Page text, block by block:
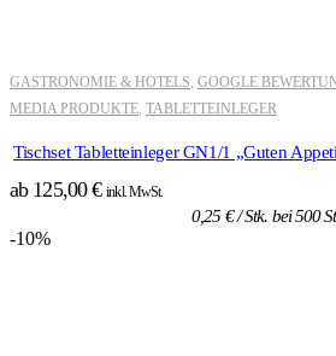
GASTRONOMIE & HOTELS GOOGLE
MEDIA PRODUKTE TABLETTEINLEGER
Tischset Tabletteinleger GN1/1 „Guten
ab 125,00€ inkl. MwSt.
0,25 €/ Stk. bei 500
-10%